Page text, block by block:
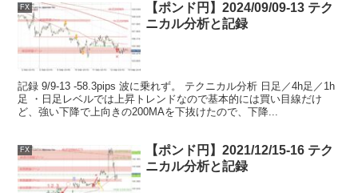
FX
【ポンド円】2024/09/09-13 テク
ニカル分析と記録
記録 9/9-13 -58.3pips 波に乗れず。 テクニカル分析 日足／4h足／1h
足 ・日足レベルでは上昇トレンドなので基本的には買い目線だけ
ど、強い下降で上向きの200MAを下抜けたので、下降...
FX
【ポンド円】2021/12/15-16 テク
ニカル分析と記録